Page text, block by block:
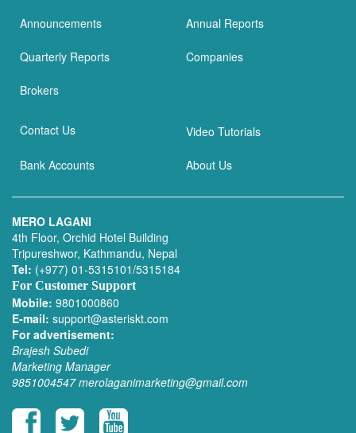
Announcements Annual Reports
Quarterly Reports Companies
Brokers
Contact Us Video Tutorials
Bank Accounts About Us
MERO LAGANI
4th Floor, Orchid Hotel Building
Tripureshwor, Kathmandu, Nepal
Tel: (+977) 01-5315101/5315184
For Customer Support
Mobile: 9801000860
E-mail: support@asteriskt.com
For advertisement:
Brajesh Subedi
Marketing Manager
9851004547 merolaganimarketing@gmail.com